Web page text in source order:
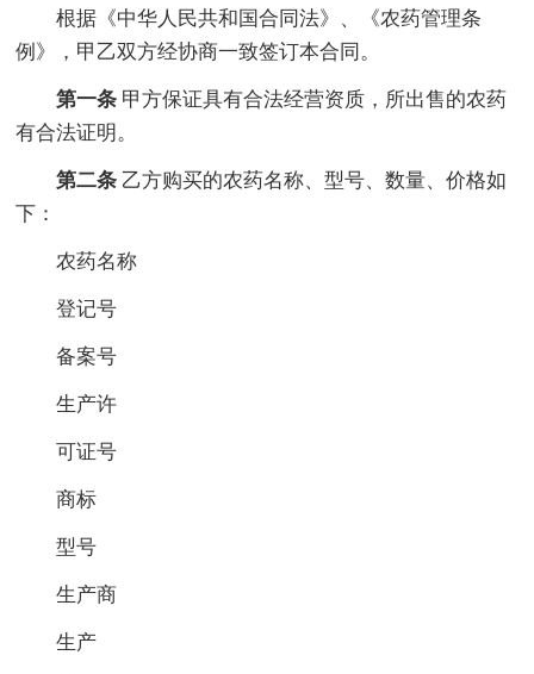
根据《中华人民共和国合同法》、《农药管理条
例》，甲乙双方经协商一致签订本合同。
第一条 甲方保证具有合法经营资质，所出售的农药
有合法证明。
第二条 乙方购买的农药名称、型号、数量、价格如
下：
农药名称
登记号
备案号
生产许
可证号
商标
型号
生产商
生产